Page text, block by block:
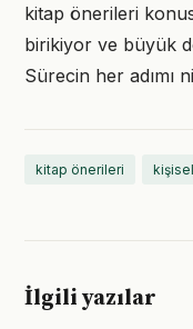
kitap önerileri
birikiyor ve büyük
Sürecin her adımı
kitap önerileri
İlgili yazılar